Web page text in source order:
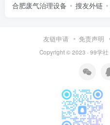
合肥废气治理设备 搜友外链
友链申请 免责声明
Copyright © 2023 · 99学社